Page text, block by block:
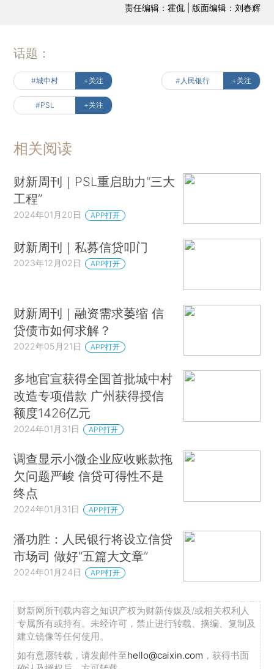
责任编辑：霍侃 | 版面编辑：刘春辉
话题：
#城中村 +关注 #人民银行 +关注
#PSL +关注
相关阅读
财新周刊｜PSL重启助力“三大
工程”
2024年01月20日 APP打开
财新周刊｜私募信贷叩门
2023年12月02日 APP打开
财新周刊｜融资需求萎缩 信
贷债市如何求解？
2022年05月21日 APP打开
多地官宣获得全国首批城中村
改造专项借款 广州获得授信
额度1426亿元
2024年01月31日 APP打开
调查显示小微企业应收账款拖
欠问题严峻 信贷可得性不是
终点
2024年01月31日 APP打开
潘功胜：人民银行将设立信贷
市场司 做好“五篇大文章”
2024年01月24日 APP打开
财新网所刊载内容之知识产权为财新传媒及/或相关权利人
专属所有或持有。未经许可，禁止进行转载、摘编、复制及
建立镜像等任何使用。
如有意愿转载，请发邮件至hello@caixin.com ，获得书面